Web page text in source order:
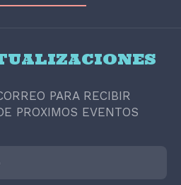
PARA RECIBIR
PROXIMOS EVENTOS